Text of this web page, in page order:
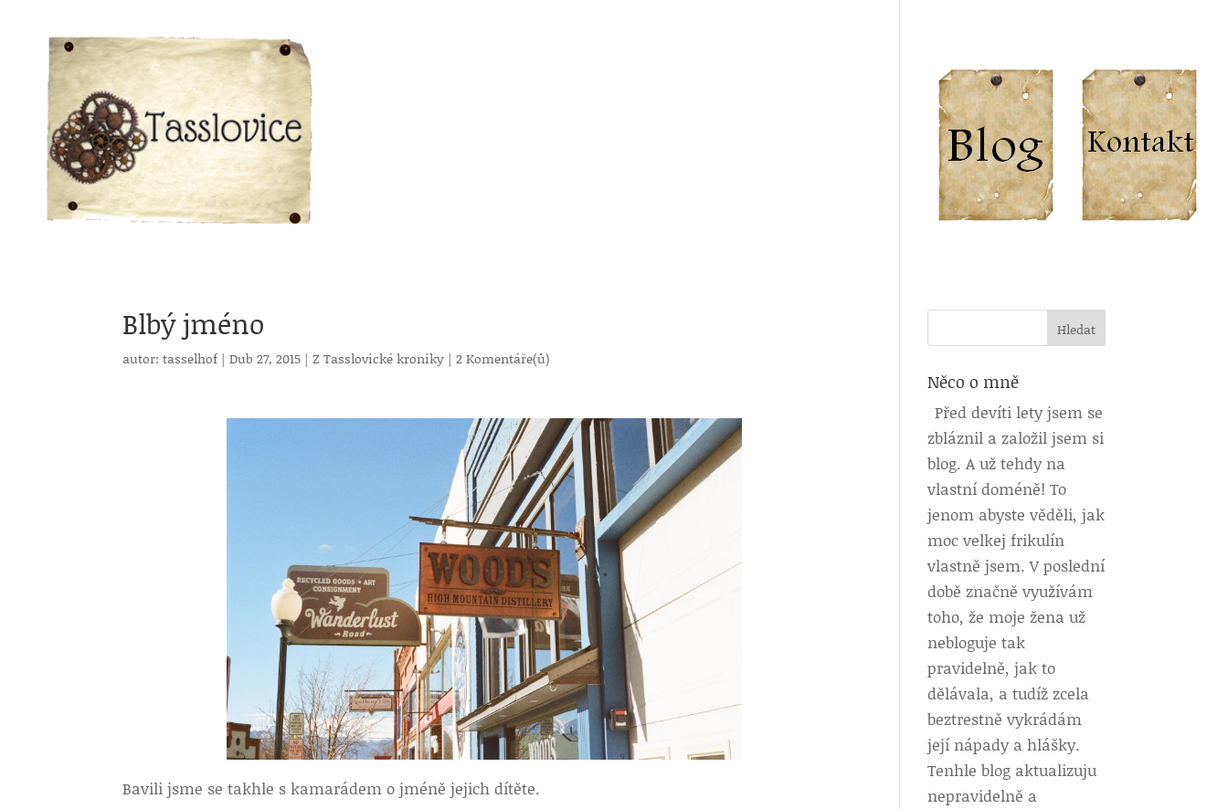
Blbý jméno
autor:tasselhof |Dub 27, 2015 |Z Tasslovické kroniky |2 Komentáře(ů)
Bavili jsme se takhle s kamarádem o jméně jejich dítěte.
Něco o mně
Před devíti lety jsem se
zbláznil a založil jsem si
blog. A už tehdy na
vlastní doméně! To
jenom abyste věděli, jak
moc velkej frikulín
vlastně jsem. V poslední
době značně využívám
toho, že moje žena už
nebloguje tak
pravidelně, jak to
dělávala, a tudíž zcela
beztrestně vykrádám
její nápady a hlášky.
Tenhle blog aktualizuju
nepravidelně a